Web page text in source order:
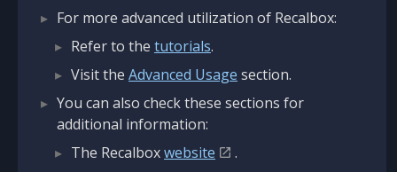
For more advanced utilization of Recalbox:
Refer to the tutorials.
Visit the Advanced Usage section.
You can also check these sections for
additional information:
The Recalboxwebsite
.